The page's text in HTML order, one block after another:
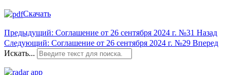
Скачать
Предыдущий: Соглашение от 26 сентября 2024 г. №31 Назад
Следующий: Соглашение от 26 сентября 2024 г. №29 Вперед
Искать...